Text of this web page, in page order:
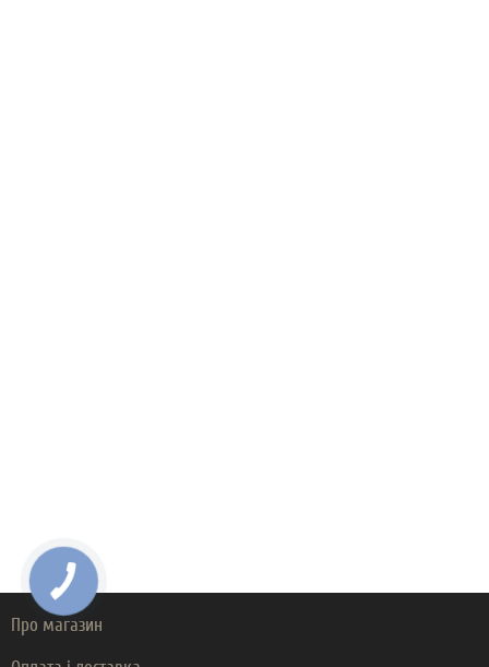
Про магазин